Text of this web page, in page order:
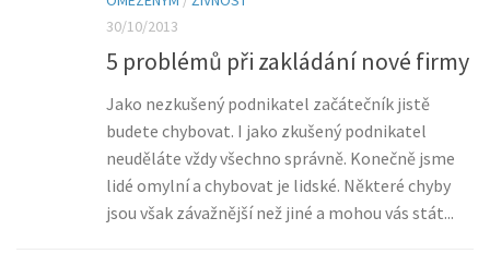
30/10/2013
5 problémů při zakládání nové firmy
Jako nezkušený podnikatel začátečník jistě
budete chybovat. I jako zkušený podnikatel
neuděláte vždy všechno správně. Konečně jsme
lidé omylní a chybovat je lidské. Některé chyby
jsou však závažnější než jiné a mohou vás stát...